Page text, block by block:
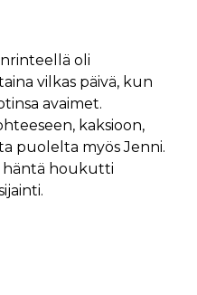
oli
vilkas päivä, kun
avaimet.
kaksioon,
puolelta myös Jenni.
häntä houkutti